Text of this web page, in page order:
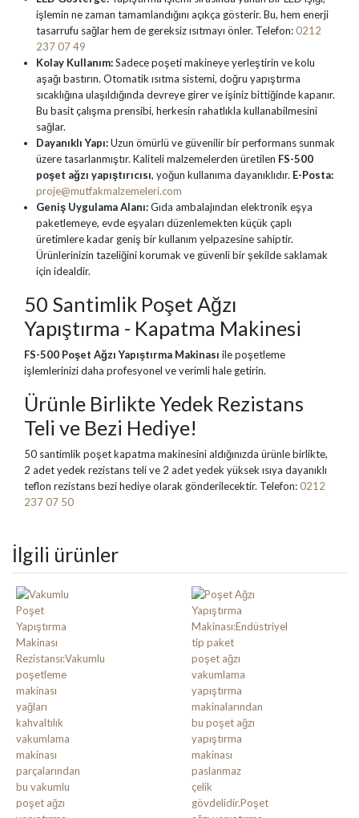
işlemin ne zaman tamamlandığını açıkça gösterir. Bu, hem enerji
tasarrufu sağlar hem de gereksiz ısıtmayı önler. Telefon:0212
237 07 49
Kolay Kullanım:Sadece poşeti makineye yerleştirin ve kolu
aşağı bastırın. Otomatik ısıtma sistemi, doğru yapıştırma
sıcaklığına ulaşıldığında devreye girer ve işiniz bittiğinde kapanır.
Bu basit çalışma prensibi, herkesin rahatlıkla kullanabilmesini
sağlar.
Dayanıklı Yapı:Uzun ömürlü ve güvenilir bir performans sunmak
üzere tasarlanmıştır. Kaliteli malzemelerden üretilen FS-500
poşet ağzı yapıştırıcısı, yoğun kullanıma dayanıklıdır. E-Posta:
proje@mutfakmalzemeleri.com
Geniş Uygulama Alanı:Gıda ambalajından elektronik eşya
paketlemeye, evde eşyaları düzenlemekten küçük çaplı
üretimlere kadar geniş bir kullanım yelpazesine sahiptir.
Ürünlerinizin tazeliğini korumak ve güvenli bir şekilde saklamak
için idealdir.
50 Santimlik Poşet Ağzı
Yapıştırma - Kapatma Makinesi
FS-500 Poşet Ağzı Yapıştırma Makinası ile poşetleme
işlemlerinizi daha profesyonel ve verimli hale getirin.
Ürünle Birlikte Yedek Rezistans
Teli ve Bezi Hediye!
50 santimlik poşet kapatma makinesini aldığınızda ürünle birlikte,
2 adet yedek rezistans teli ve 2 adet yedek yüksek ısıya dayanıklı
teflon rezistans bezi hediye olarak gönderilecektir. Telefon:0212
237 07 50
İlgili ürünler